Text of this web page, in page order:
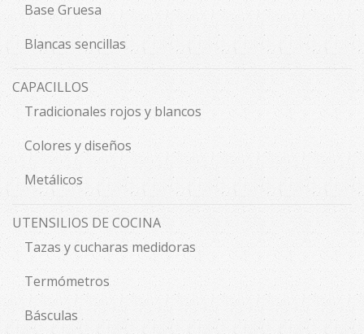
Base Gruesa
Blancas sencillas
CAPACILLOS
Tradicionales rojos y blancos
Colores y diseños
Metálicos
UTENSILIOS DE COCINA
Tazas y cucharas medidoras
Termómetros
Básculas